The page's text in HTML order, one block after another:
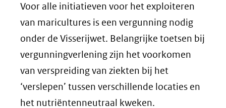
Voor alle initiatieven voor het exploiteren
van maricultures is een vergunning nodig
onder de Visserijwet. Belangrijke toetsen bij
vergunningverlening zijn het voorkomen
van verspreiding van ziekten bij het
‘verslepen’ tussen verschillende locaties en
het nutriëntenneutraal kweken.